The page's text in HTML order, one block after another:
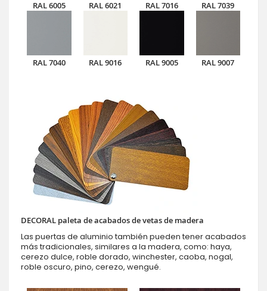
RAL 6005 RAL 6021 RAL 7016 RAL 7039
RAL 7040 RAL 9016 RAL 9005 RAL 9007
DECORAL paleta de acabados de vetas de madera
Las puertas de aluminio también pueden tener acabados
más tradicionales, similares a la madera, como: haya,
cerezo dulce, roble dorado, winchester, caoba, nogal,
roble oscuro, pino, cerezo, wengué.